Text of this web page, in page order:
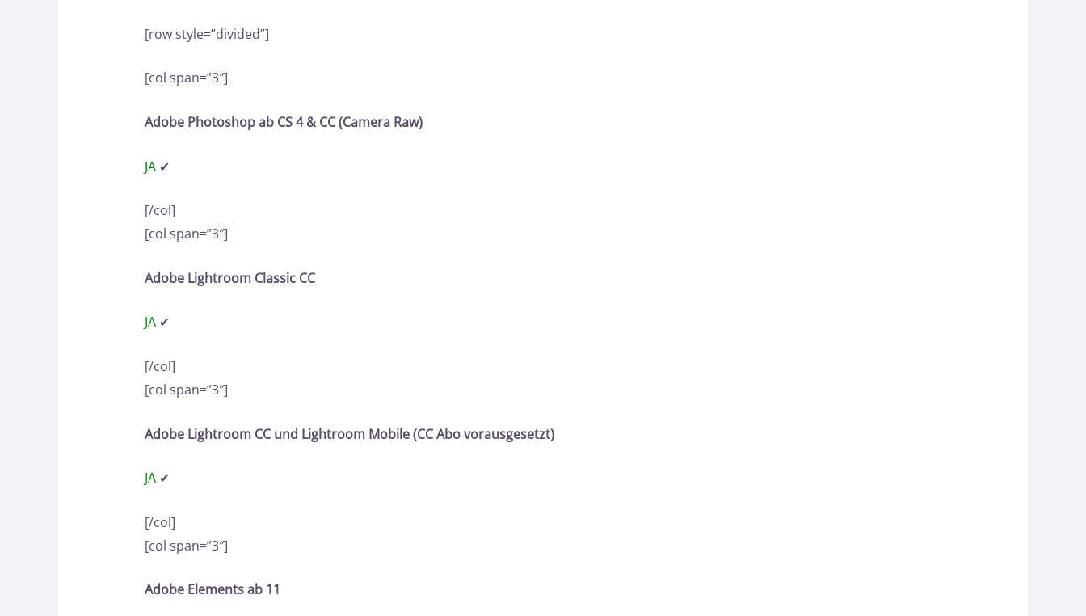
[row style=”divided”]
[col span=”3″]
Adobe Photoshop ab CS 4 & CC (Camera Raw)
JA ✔
[/col]
[col span=”3″]
Adobe Lightroom Classic CC
JA ✔
[/col]
[col span=”3″]
Adobe Lightroom CC und Lightroom Mobile (CC Abo vorausgesetzt)
JA ✔
[/col]
[col span=”3″]
Adobe Elements ab 11